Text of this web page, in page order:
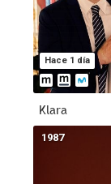
Hace 1 día
Klara
1987